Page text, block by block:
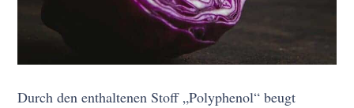
Durch den enthaltenen Stoff „Polyphenol“ beugt